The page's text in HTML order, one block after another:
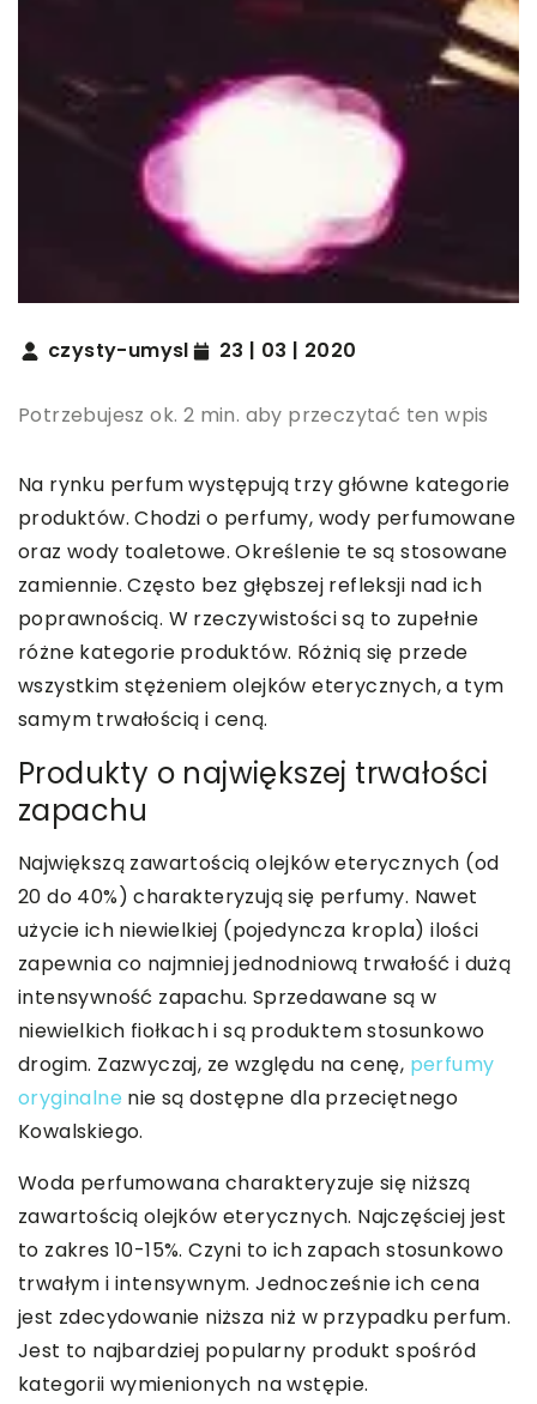
czysty-umysl 23 | 03 | 2020
Potrzebujesz ok. 2 min. aby przeczytać ten wpis
Na rynku perfum występują trzy główne kategorie
produktów. Chodzi o perfumy, wody perfumowane
oraz wody toaletowe. Określenie te są stosowane
zamiennie. Często bez głębszej refleksji nad ich
poprawnością. W rzeczywistości są to zupełnie
różne kategorie produktów. Różnią się przede
wszystkim stężeniem olejków eterycznych, a tym
samym trwałością i ceną.
Produkty o największej trwałości
zapachu
Największą zawartością olejków eterycznych (od
20 do 40%) charakteryzują się perfumy. Nawet
użycie ich niewielkiej (pojedyncza kropla) ilości
zapewnia co najmniej jednodniową trwałość i dużą
intensywność zapachu. Sprzedawane są w
niewielkich fiołkach i są produktem stosunkowo
drogim. Zazwyczaj, ze względu na cenę, perfumy
oryginalne nie są dostępne dla przeciętnego
Kowalskiego.
Woda perfumowana charakteryzuje się niższą
zawartością olejków eterycznych. Najczęściej jest
to zakres 10-15%. Czyni to ich zapach stosunkowo
trwałym i intensywnym. Jednocześnie ich cena
jest zdecydowanie niższa niż w przypadku perfum.
Jest to najbardziej popularny produkt spośród
kategorii wymienionych na wstępie.